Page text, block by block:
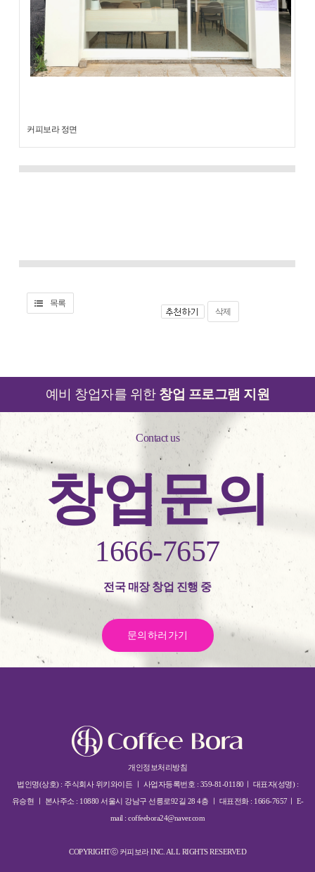
커피보라 정면
목록
삭제
예비 창업자를 위한 창업 프로그램 지원
Contact us
창업문의
1666-7657
전국 매장 창업 진행 중
문의하러가기
개인정보처리방침
법인명(상호) : 주식회사 위키와이든 ㅣ 사업자등록번호 : 359-81-01180ㅣ 대표자(성명) :
유승현 ㅣ 본사주소 : 10880 서울시 강남구 선릉로92길 28 4층 ㅣ 대표전화 : 1666-7657ㅣ E-
mail : coffeebora24@naver.com
COPYRIGHTⓒ 커피보라 INC. ALL RIGHTS RESERVED